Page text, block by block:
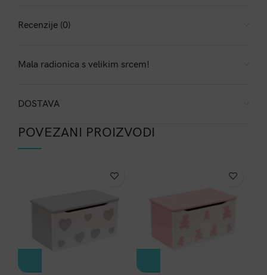
Recenzije (0)
Mala radionica s velikim srcem!
DOSTAVA
POVEZANI PROIZVODI